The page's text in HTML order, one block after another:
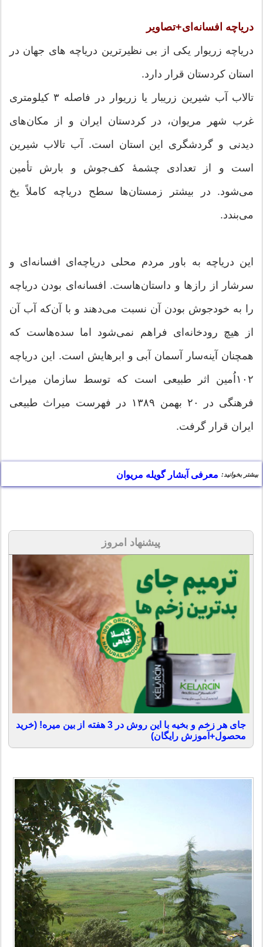
دریاچه افسانه‌ای+تصاویر
دریاچه زریوار یکی از بی نظیرترین دریاچه های جهان در
استان کردستان قرار دارد.
تالاب آب شیرین زریبار یا زریوار در فاصله ۳ کیلومتری
غرب شهر مریوان، در کردستان ایران و از مکان‌های
دیدنی و گردشگری این استان است. آب تالاب شیرین
است و از تعدادی چشمهٔ کف‌جوش و بارش تأمین
می‌شود. در بیشتر زمستان‌ها سطح دریاچه کاملاً یخ
می‌بندد.
این دریاچه به باور مردم محلی دریاچه‌ای افسانه‌ای و
سرشار از رازها و داستان‌هاست. افسانه‌ای بودن دریاچه
را به خودجوش بودن آن نسبت می‌دهند و با آن‌که آب آن
از هیچ رودخانه‌ای فراهم نمی‌شود اما سده‌هاست که
همچنان آینه‌سار آسمان آبی و ابرهایش است. این دریاچه
۱۰۲اُمین اثر طبیعی است که توسط سازمان میراث
فرهنگی در ۲۰ بهمن ۱۳۸۹ در فهرست میراث طبیعی
ایران قرار گرفت.
بیشتر بخوانید: معرفی آبشار گویله مریوان
پیشنهاد امروز
جای هر زخم و بخیه با این روش در 3 هفته از بین میره! (خرید
محصول+آموزش رایگان)